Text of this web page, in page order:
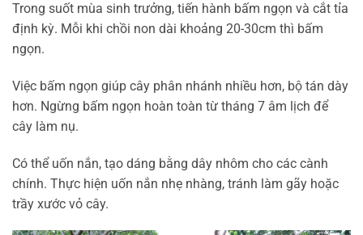
Trong suốt mùa sinh trưởng, tiến hành bấm ngọn và cắt tỉa
định kỳ. Mỗi khi chồi non dài khoảng 20-30cm thì bấm
ngọn.
Việc bấm ngọn giúp cây phân nhánh nhiều hơn, bộ tán dày
hơn. Ngừng bấm ngọn hoàn toàn từ tháng 7 âm lịch để
cây làm nụ.
Có thể uốn nắn, tạo dáng bằng dây nhôm cho các cành
chính. Thực hiện uốn nắn nhẹ nhàng, tránh làm gãy hoặc
trầy xước vỏ cây.